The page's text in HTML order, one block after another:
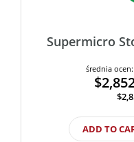
Supermicro
średnia
ADD TO